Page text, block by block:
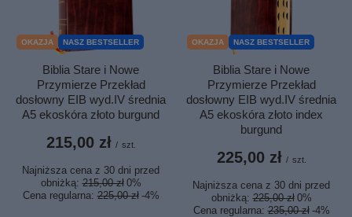
OKAZJA NASZ BESTSELLER
Biblia Stare i Nowe
Przymierze Przekład
dosłowny EIB wyd.IV średnia
A5 ekoskóra złoto burgund
215,00 zł / szt.
Najniższa cena z 30 dni przed
obniżką:215,00 zł 0%
Cena regularna:225,00 zł -4%
OKAZJA NASZ BESTSELLER
Biblia Stare i Nowe
Przymierze Przekład
dosłowny EIB wyd.IV średnia
A5 ekoskóra złoto index
burgund
225,00 zł / szt.
Najniższa cena z 30 dni przed
obniżką:225,00 zł 0%
Cena regularna:235,00 zł -4%